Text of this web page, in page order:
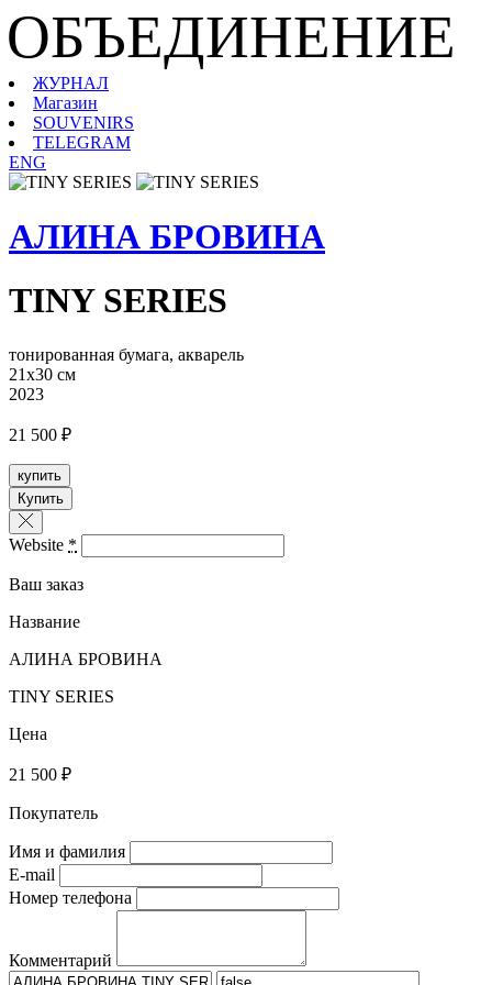
ОБЪЕДИНЕНИЕ
ЖУРНАЛ
Магазин
SOUVENIRS
TELEGRAM
ENG
АЛИНА БРОВИНА
TINY SERIES
тонированная бумага, акварель
21х30 см
2023
21 500 ₽
купить
Купить
Website *
Ваш заказ
Название
АЛИНА БРОВИНА
TINY SERIES
Цена
21 500 ₽
Покупатель
Имя и фамилия
E-mail
Номер телефона
Комментарий